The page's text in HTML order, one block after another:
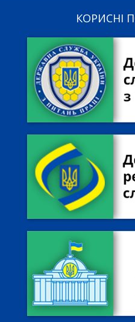
КОРИСНІ